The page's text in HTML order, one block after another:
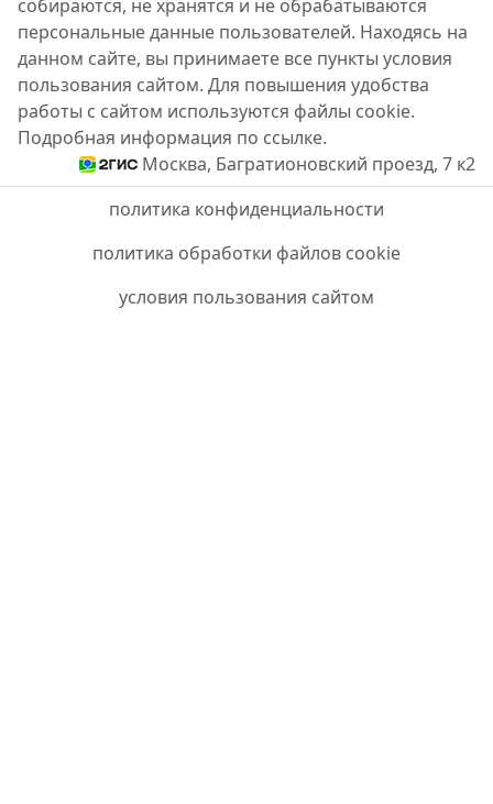
собираются, не хранятся и не обрабатываются
персональные данные пользователей. Находясь на
данном сайте, вы принимаете все пункты условия
пользования сайтом. Для повышения удобства
работы с сайтом используются файлы cookie.
Подробная информация по ссылке.
Москва, Багратионовский проезд, 7 к2
политика конфиденциальности
политика обработки файлов cookie
условия пользования сайтом